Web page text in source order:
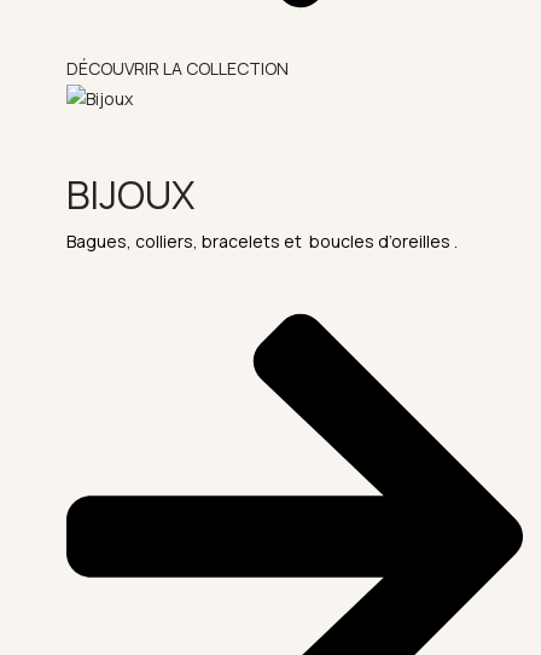
DÉCOUVRIR LA COLLECTION
BIJOUX
Bagues, colliers, bracelets et boucles d’oreilles .